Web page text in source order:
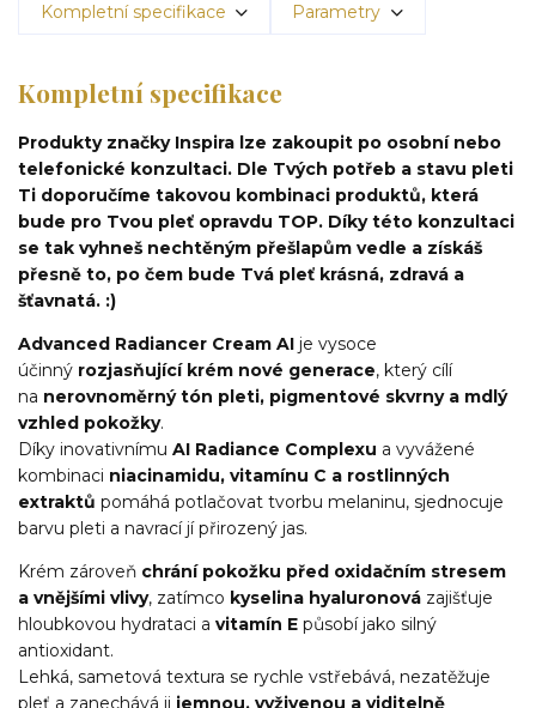
Kompletní specifikace Parametry
Kompletní specifikace
Produkty značky Inspira lze zakoupit po osobní nebo
telefonické konzultaci. Dle Tvých potřeb a stavu pleti
Ti doporučíme takovou kombinaci produktů, která
bude pro Tvou pleť opravdu TOP. Díky této konzultaci
se tak vyhneš nechtěným přešlapům vedle a získáš
přesně to, po čem bude Tvá pleť krásná, zdravá a
šťavnatá. :)
Advanced Radiancer Cream AI je vysoce
účinný rozjasňující krém nové generace, který cílí
na nerovnoměrný tón pleti, pigmentové skvrny a mdlý
vzhled pokožky.
Díky inovativnímu AI Radiance Complexu a vyvážené
kombinaci niacinamidu, vitamínu C a rostlinných
extraktů pomáhá potlačovat tvorbu melaninu, sjednocuje
barvu pleti a navrací jí přirozený jas.
Krém zároveň chrání pokožku před oxidačním stresem
a vnějšími vlivy, zatímco kyselina hyaluronová zajišťuje
hloubkovou hydrataci a vitamín E působí jako silný
antioxidant.
Lehká, sametová textura se rychle vstřebává, nezatěžuje
pleť a zanechává ji jemnou, vyživenou a viditelně